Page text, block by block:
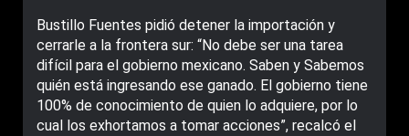
Bustillo Fuentes pidió detener la importación y
cerrarle a la frontera sur: “No debe ser una tarea
difícil para el gobierno mexicano. Saben y Sabemos
quién está ingresando ese ganado. El gobierno tiene
100% de conocimiento de quien lo adquiere, por lo
cual los exhortamos a tomar acciones”, recalcó el